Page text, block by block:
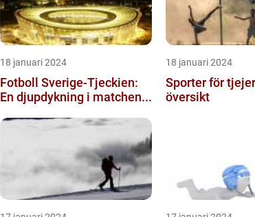
18 januari 2024
Fotboll Sverige-Tjeckien:
En djupdykning i matchen...
18 januari 2024
Sporter för
översikt